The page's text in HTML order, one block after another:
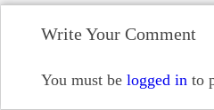
Write Your Comment
You must be logged in to